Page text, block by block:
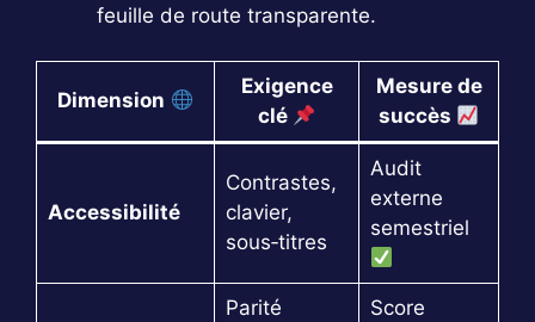
feuille de route transparente.
Dimension
Exigence
clé
Mesure de
succès
Accessibilité
Contrastes,
clavier,
sous‑titres
Audit
externe
semestriel
Parité
Score